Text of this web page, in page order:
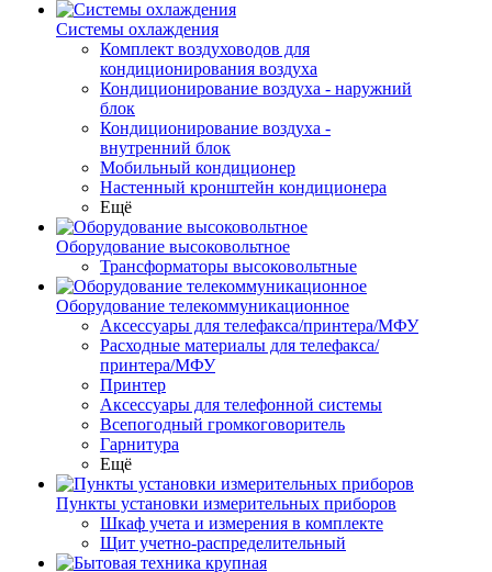
Системы охлаждения
Комплект воздуховодов для
кондиционирования воздуха
Кондиционирование воздуха - наружний
блок
Кондиционирование воздуха -
внутренний блок
Мобильный кондиционер
Настенный кронштейн кондиционера
Ещё
Оборудование высоковольтное
Трансформаторы высоковольтные
Оборудование телекоммуникационное
Аксессуары для телефакса/принтера/МФУ
Расходные материалы для телефакса/
принтера/МФУ
Принтер
Аксессуары для телефонной системы
Всепогодный громкоговоритель
Гарнитура
Ещё
Пункты установки измерительных приборов
Шкаф учета и измерения в комплекте
Щит учетно-распределительный